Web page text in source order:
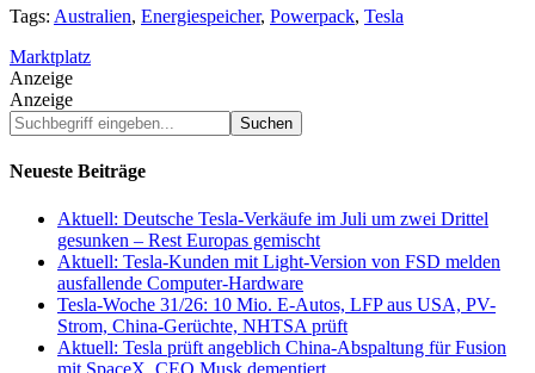
Tags: Australien, Energiespeicher, Powerpack, Tesla
Marktplatz
Anzeige
Anzeige
Suchbegriff
eingeben...
Neueste Beiträge
Aktuell: Deutsche Tesla-Verkäufe im Juli um zwei Drittel
gesunken – Rest Europas gemischt
Aktuell: Tesla-Kunden mit Light-Version von FSD melden
ausfallende Computer-Hardware
Tesla-Woche 31/26: 10 Mio. E-Autos, LFP aus USA, PV-
Strom, China-Gerüchte, NHTSA prüft
Aktuell: Tesla prüft angeblich China-Abspaltung für Fusion
mit SpaceX, CEO Musk dementiert